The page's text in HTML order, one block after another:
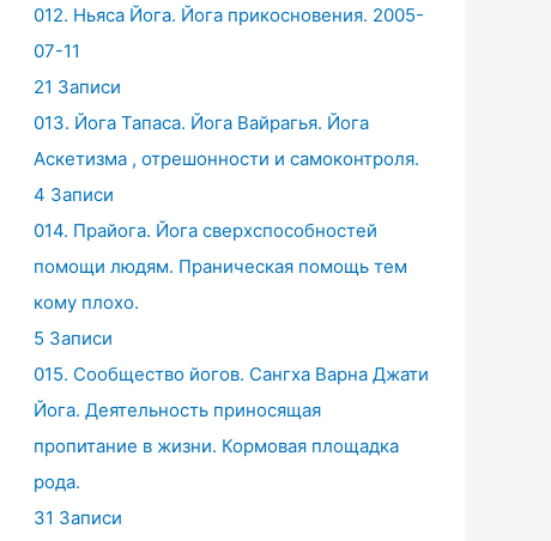
012. Ньяса Йога. Йога прикосновения. 2005-
07-11
21 Записи
013. Йога Тапаса. Йога Вайрагья. Йога
Аскетизма , отрешонности и самоконтроля.
4 Записи
014. Прайога. Йога сверхспособностей
помощи людям. Праническая помощь тем
кому плохо.
5 Записи
015. Сообщество йогов. Сангха Варна Джати
Йога. Деятельность приносящая
пропитание в жизни. Кормовая площадка
рода.
31 Записи